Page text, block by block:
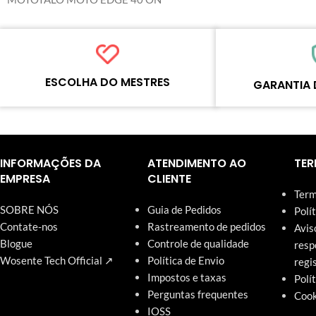
Warranty：1 Year
Quality Control：
ESCOLHA DO MESTRES
testado e selecionado pelos mestres da
diárias do negócio de reparos.
GARANTIA
processos
nosso site têm
INFORMAÇÕES DA
EMPRESA
SOBRE NÓS
Contate-nos
Blogue
Wosente Tech Official ↗
ATENDIMENTO AO
CLIENTE
Guia de Pedidos
Rastreamento de pedidos
Controle de qualidade
Política de Envio
Impostos e taxas
Perguntas frequentes
IOSS